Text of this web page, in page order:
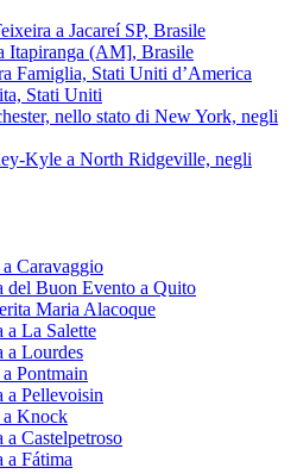
a Jacareí SP, Brasile
Itapiranga (AM], Brasile
Famiglia, Stati Uniti d’America
Stati Uniti
nello stato di New York, negli
Kyle a North Ridgeville, negli
Caravaggio
del Buon Evento a Quito
Maria Alacoque
La Salette
a Lourdes
Pontmain
a Pellevoisin
a Knock
Castelpetroso
a Fátima